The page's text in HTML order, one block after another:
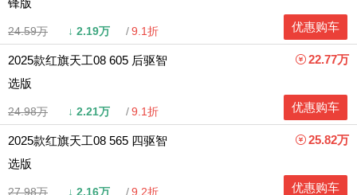
锋版
24.59万 ↓ 2.19万 9.1折 优惠购车
2025款红旗天工08 605 后驱智
选版
24.98万 ↓ 2.21万 9.1折
22.77万
优惠购车
2025款红旗天工08 565 四驱智
选版
27.98万 ↓ 2.16万 9.2折
25.82万
优惠购车